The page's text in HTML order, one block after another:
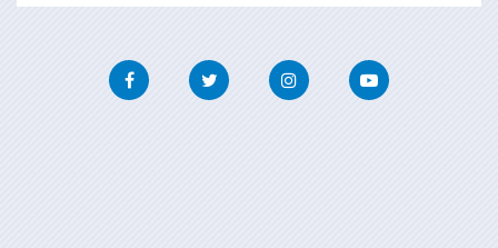
FacebookTwitter InstagramYoutube